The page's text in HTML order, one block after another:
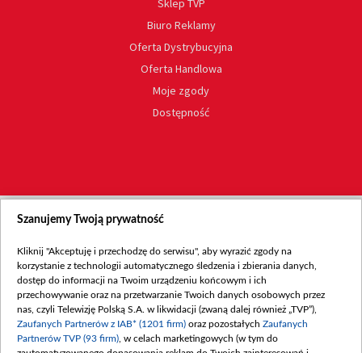
Sklep TVP
Biuro Reklamy
Oferta Dystrybucyjna
Oferta Handlowa
Moje zgody
Dostępność
Szanujemy Twoją prywatność
Kliknij "Akceptuję i przechodzę do serwisu", aby wyrazić zgody na
korzystanie z technologii automatycznego śledzenia i zbierania danych,
dostęp do informacji na Twoim urządzeniu końcowym i ich
przechowywanie oraz na przetwarzanie Twoich danych osobowych przez
nas, czyli Telewizję Polską S.A. w likwidacji (zwaną dalej również „TVP”),
Zaufanych Partnerów z IAB* (1201 firm) oraz pozostałych Zaufanych
Partnerów TVP (93 firm) , w celach marketingowych (w tym do